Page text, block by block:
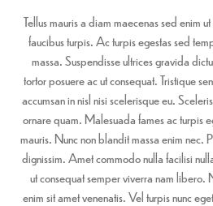
Tellus mauris a diam maecenas sed enim
faucibus turpis. Ac turpis egestas sed
massa. Suspendisse ultrices gravida
tortor posuere ac ut consequat. Tristique
accumsan in nisl nisi scelerisque eu.
ornare quam. Malesuada fames ac turpis
mauris. Nunc non blandit massa enim nec.
dignissim. Amet commodo nulla facilisi
ut consequat semper viverra nam libero.
enim sit amet venenatis. Vel turpis nunc